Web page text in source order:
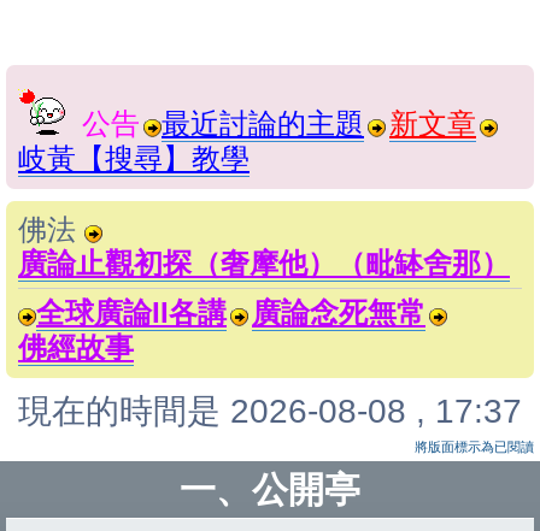
公告 最近討論的主題
新文章
岐黃【搜尋】教學
佛法
廣論止觀初探（奢摩他）（毗缽舍那）
全球廣論II各講
廣論念死無常
佛經故事
現在的時間是 2026-08-08 , 17:37
將版面標示為已閱讀
一、公開亭